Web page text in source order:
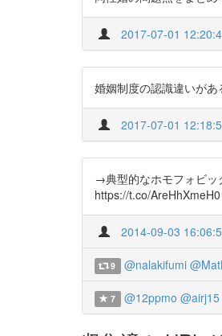
2017-07-01
婚姻制度の認識違いが
2017-07-01
→典型的なホモフォビッ
https://t.co/AreHhXmeH0
2014-09-03
9 @nalakifumi
7 @12ppmo @airj15